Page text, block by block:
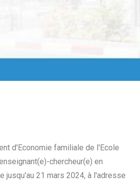
d'Economie familiale de l'Ecole
chercheur(e) en
jusqu'au 21 mars 2024, à l'adresse